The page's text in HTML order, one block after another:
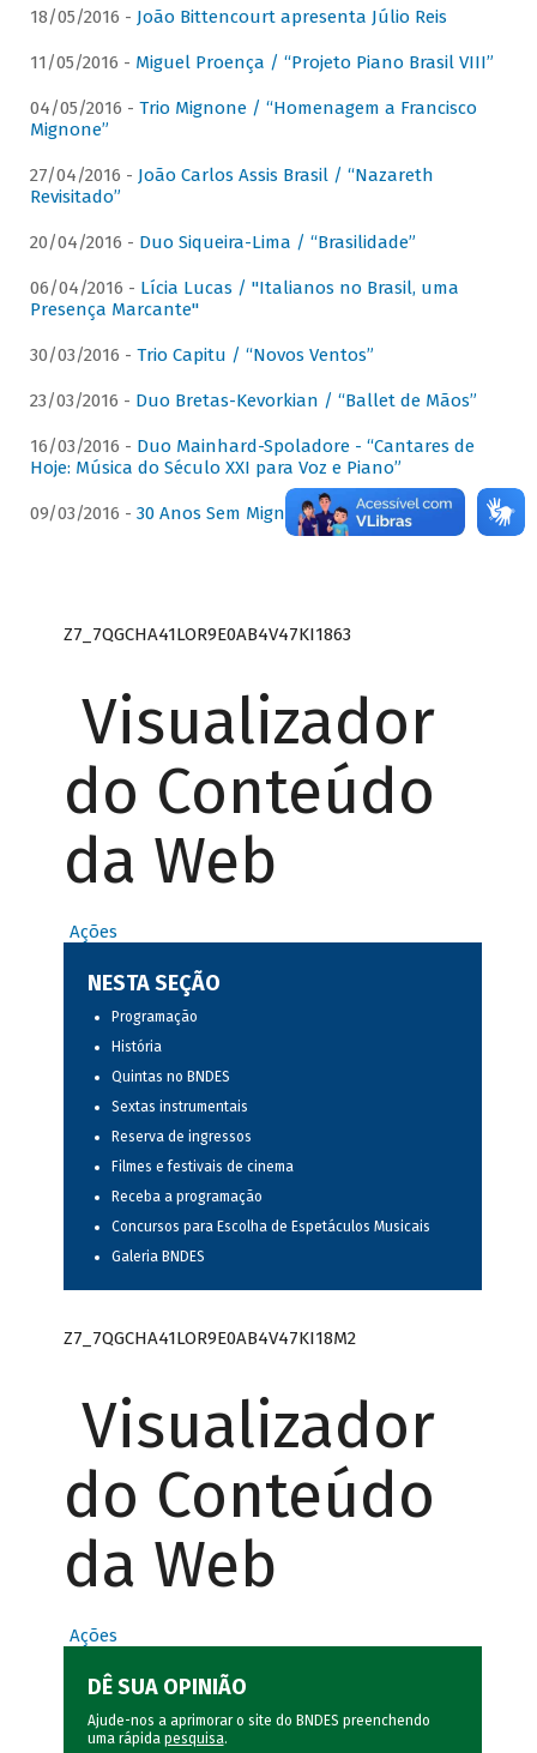
18/05/2016 - João Bittencourt apresenta Júlio Reis
11/05/2016 - Miguel Proença / “Projeto Piano Brasil VIII”
04/05/2016 - Trio Mignone / “Homenagem a Francisco
Mignone”
27/04/2016 - João Carlos Assis Brasil / “Nazareth
Revisitado”
20/04/2016 - Duo Siqueira-Lima / “Brasilidade”
06/04/2016 - Lícia Lucas / "Italianos no Brasil, uma
Presença Marcante"
30/03/2016 - Trio Capitu / “Novos Ventos”
23/03/2016 - Duo Bretas-Kevorkian / “Ballet de Mãos”
16/03/2016 - Duo Mainhard-Spoladore - “Cantares de
Hoje: Música do Século XXI para Voz e Piano”
09/03/2016 - 30 Anos Sem Mignone
Z7_7QGCHA41LOR9E0AB4V47KI1863
Visualizador
do Conteúdo
da Web
Ações
NESTA SEÇÃO
Programação
História
Quintas no BNDES
Sextas instrumentais
Reserva de ingressos
Filmes e festivais de cinema
Receba a programação
Concursos para Escolha de Espetáculos Musicais
Galeria BNDES
Z7_7QGCHA41LOR9E0AB4V47KI18M2
Visualizador
do Conteúdo
da Web
Ações
DÊ SUA OPINIÃO
Ajude-nos a aprimorar o site do BNDES preenchendo
uma rápida pesquisa.